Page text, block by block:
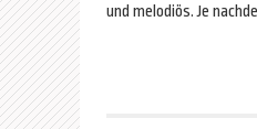
und melodiös. Je